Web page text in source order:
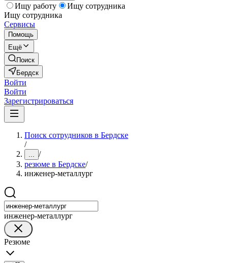
Ищу работу
Ищу сотрудника
Ищу сотрудника
Сервисы
Помощь
Ещё
Поиск
Бердск
Войти
Войти
Зарегистрироваться
Поиск сотрудников в Бердске
/
... /
резюме в Бердске/
инженер-металлург
инженер-металлург
Резюме